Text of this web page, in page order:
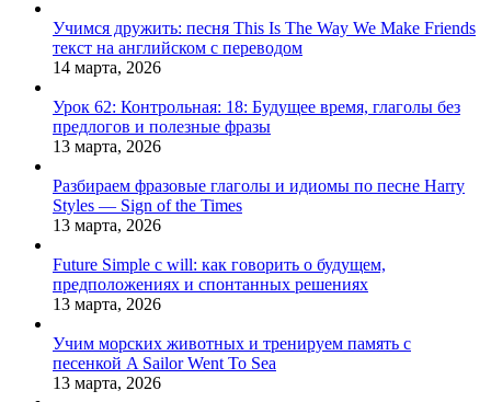
Учимся дружить: песня This Is The Way We Make Friends
текст на английском с переводом
14 марта, 2026
Урок 62: Контрольная: 18: Будущее время, глаголы без
предлогов и полезные фразы
13 марта, 2026
Разбираем фразовые глаголы и идиомы по песне Harry
Styles — Sign of the Times
13 марта, 2026
Future Simple с will: как говорить о будущем,
предположениях и спонтанных решениях
13 марта, 2026
Учим морских животных и тренируем память с
песенкой A Sailor Went To Sea
13 марта, 2026